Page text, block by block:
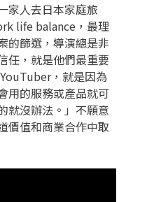
家人去日本家庭旅
life balance，最理
的篩選，導演總是非
任，就是他們最重要
，就是因為
用的服務或產品就可
就沒辦法。」不願意
價值和商業合作中取